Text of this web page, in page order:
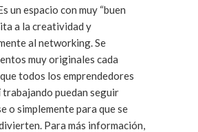
un espacio con muy “buen
a la creatividad y
al networking. Se
muy originales cada
todos los emprendedores
trabajando puedan seguir
o simplemente para que se
Para más información,